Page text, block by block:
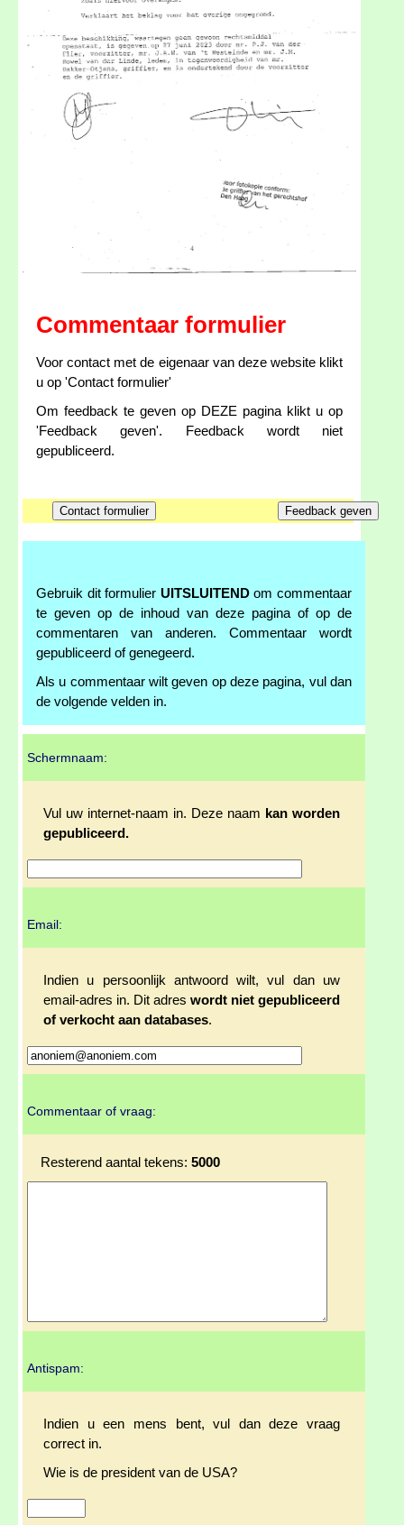
Commentaar formulier
Voor contact met de eigenaar van deze website klikt
u op 'Contact formulier'
Om feedback te geven op DEZE pagina klikt u op
'Feedback geven'. Feedback wordt niet
gepubliceerd.
Gebruik dit formulier UITSLUITENDom commentaar
te geven op de inhoud van deze pagina of op de
commentaren van anderen. Commentaar wordt
gepubliceerd of genegeerd.
Als u commentaar wilt geven op deze pagina, vul dan
de volgende velden in.
Schermnaam:
Vul uw internet-naam in. Deze naam kan worden
gepubliceerd.
Email:
Indien u persoonlijk antwoord wilt, vul dan uw
email-adres in. Dit adres wordt niet gepubliceerd
of verkocht aan databases.
Commentaar of vraag:
Resterend aantal tekens: 5000
Antispam:
Indien u een mens bent, vul dan deze vraag
correct in.
Wie is de president van de USA?